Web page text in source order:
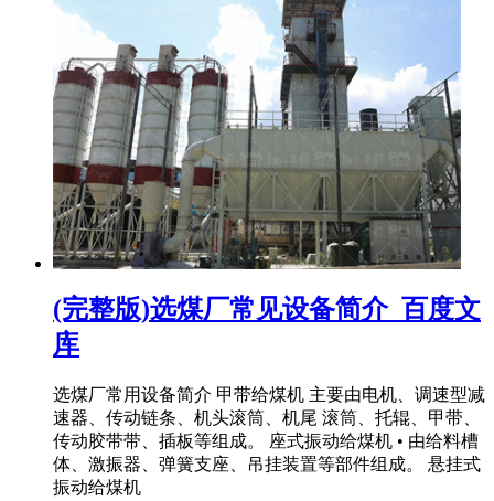
(完整版)选煤厂常见设备简介_百度文
库
选煤厂常用设备简介 甲带给煤机 主要由电机、调速型减
速器、传动链条、机头滚筒、机尾 滚筒、托辊、甲带、
传动胶带带、插板等组成。 座式振动给煤机 • 由给料槽
体、激振器、弹簧支座、吊挂装置等部件组成。 悬挂式
振动给煤机